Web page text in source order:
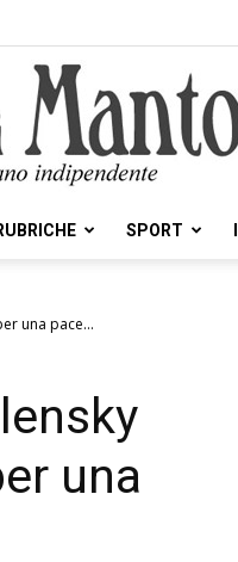
Voce
SPORT
una pace...
una